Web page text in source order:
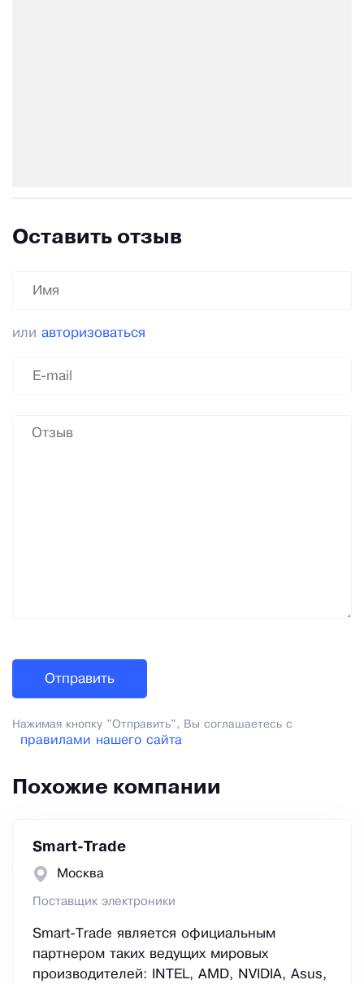
Оставить отзыв
или авторизоваться
Нажимая кнопку "Отправить", Вы соглашаетесь с
правилами нашего сайта
Похожие компании
Smart-Trade
Москва
Поставщик электроники
Smart-Trade является официальным
партнером таких ведущих мировых
производителей: INTEL, AMD, NVIDIA, Asus,